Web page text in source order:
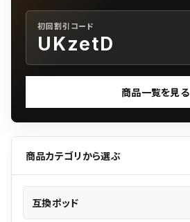
初回割引コード
UKzetD
商品一覧を見る
商品カテゴリから選ぶ
互換ポッド